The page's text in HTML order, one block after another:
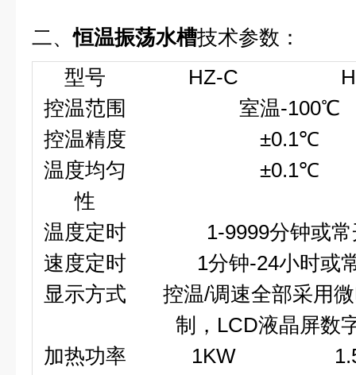
二、恒温振荡水槽技术参数：
型号
HZ-C
控温范围
室温-100℃
控温精度
±0.1℃
温度均匀
性
±0.1℃
温度定时 1-9999分钟或
速度定时
1分钟-24小时或
显示方式
控温/调速全部采用
制， LCD液晶屏数
加热功率
1KW